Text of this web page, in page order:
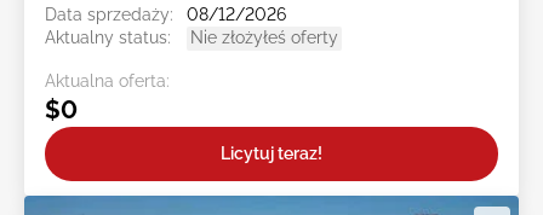
Data sprzedaży:
08/12/2026
Aktualny status:
Nie złożyłeś oferty
Aktualna oferta:
$0
Licytuj teraz!